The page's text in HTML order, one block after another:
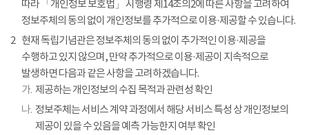
따라 「개인정보 보호법」 시행령 제14조의2에 따른 사항을 고려하여
정보주체의 동의 없이 개인정보를 추가적으로 이용·제공할 수 있습니다.
2 현재 독립기념관은 정보주체의 동의 없이 추가적인 이용·제공을
수행하고 있지 않으며, 만약 추가적으로 이용·제공이 지속적으로
발생하면 다음과 같은 사항을 고려하겠습니다.
가. 제공하는 개인정보의 수집 목적과 관련성 확인
나. 정보주체는 서비스 계약 과정에서 해당 서비스 특성 상 개인정보의
제공이 있을 수 있음을 예측 가능한지 여부 확인